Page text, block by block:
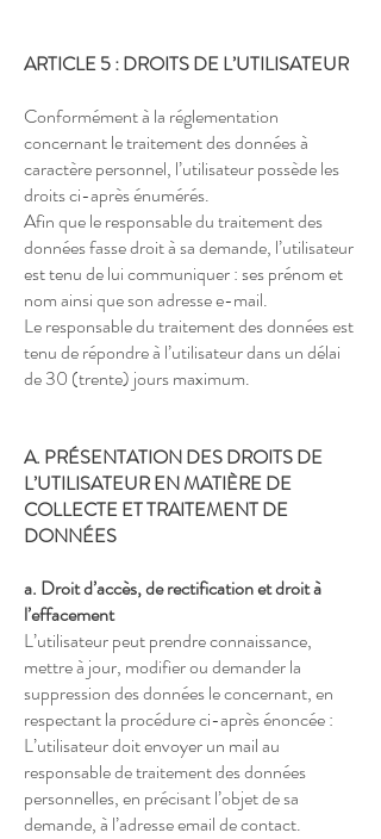
ARTICLE 5 : DROITS DE L’UTILISATEUR
Conformément à la réglementation
concernant le traitement des données à
caractère personnel, l’utilisateur possède les
droits ci-après énumérés.
Afin que le responsable du traitement des
données fasse droit à sa demande, l’utilisateur
est tenu de lui communiquer : ses prénom et
nom ainsi que son adresse e-mail.
Le responsable du traitement des données est
tenu de répondre à l’utilisateur dans un délai
de 30 (trente) jours maximum.
A. PRÉSENTATION DES DROITS DE
L’UTILISATEUR EN MATIÈRE DE
COLLECTE ET TRAITEMENT DE
DONNÉES
a. Droit d’accès, de rectification et droit à
l’effacement
L’utilisateur peut prendre connaissance,
mettre à jour, modifier ou demander la
suppression des données le concernant, en
respectant la procédure ci-après énoncée :
L’utilisateur doit envoyer un mail au
responsable de traitement des données
personnelles, en précisant l’objet de sa
demande, à l’adresse email de contact.